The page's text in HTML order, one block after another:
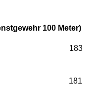
100 Meter)
183
181